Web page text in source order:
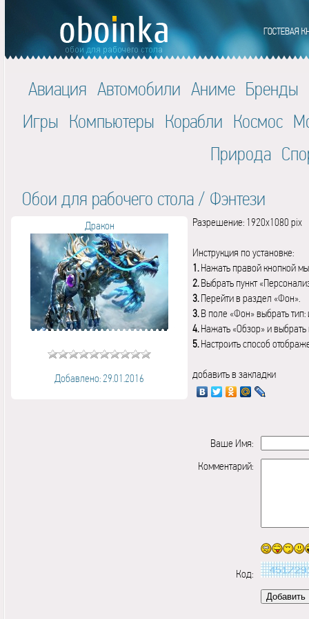
Авиация Автомобили Аниме Бренды
Игры Компьютеры Корабли Космос
Природа
Обои для рабочего стола / Фэнтези
Дракон
Добавлено: 29.01.2016
Разрешение: 1920x1080 pix
Инструкция по установке:
1.Нажать правой кнопкой
2.Выбрать пункт
3.Перейти в раздел «Фон».
3.В поле «Фон» выбрать
4.Нажать «Обзор» и выбрать
5.Настроить способ
добавить в закладки
Ваше Имя:
Комментарий:
Код: